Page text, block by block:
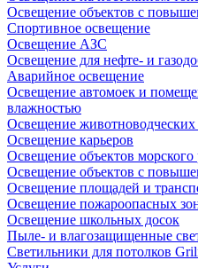
Освещение объектов с
Спортивное освещение
Освещение АЗС
Освещение для нефте- и
Аварийное освещение
Освещение автомоек и
влажностью
Освещение животноводческих
Освещение карьеров
Освещение объектов морского
Освещение объектов с
Освещение площадей и
Освещение пожароопасных
Освещение школьных досок
Пыле- и влагозащищенные
Светильники для потолков